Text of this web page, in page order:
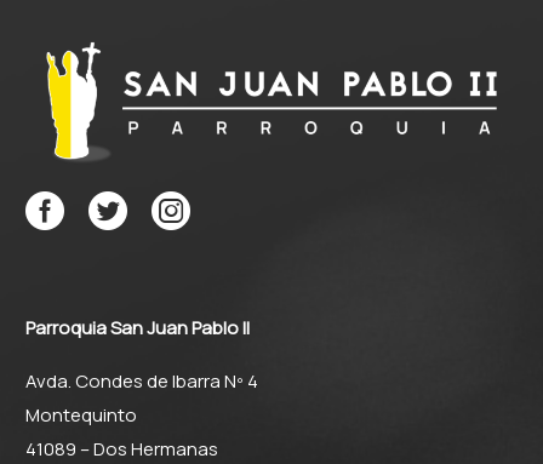
Parroquia San Juan Pablo II
Avda. Condes de Ibarra Nº 4
Montequinto
41089 – Dos Hermanas